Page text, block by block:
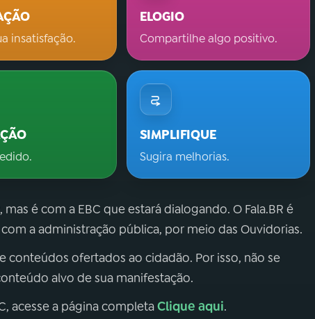
insatisfação.
ELOGIO
Compartilhe algo positivo.
SIMPLIFIQUE
Sugira melhorias.
é com a EBC que estará dialogando. O Fala.BR é
a administração pública, por meio das Ouvidorias.
conteúdos ofertados ao cidadão. Por isso, não se
alvo de sua manifestação.
acesse a página completaClique aqui.